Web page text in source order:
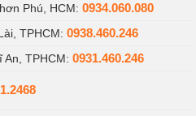
Phú, HCM: 0934.060.080
TPHCM: 0938.460.246
An, TPHCM: 0931.460.246